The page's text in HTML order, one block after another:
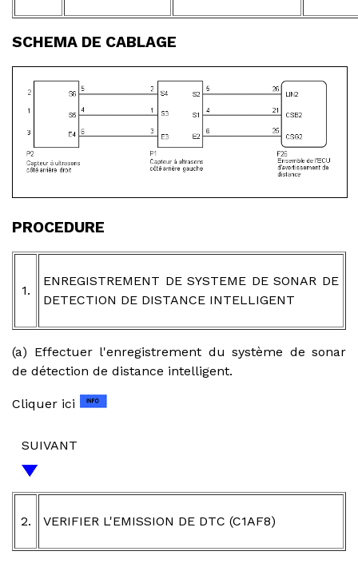
SCHEMA DE CABLAGE
PROCEDURE
1.
ENREGISTREMENT DE SYSTEME DE SONAR DE
DETECTION DE DISTANCE INTELLIGENT
(a) Effectuer l'enregistrement du système de sonar
de détection de distance intelligent.
Cliquer ici
SUIVANT
2. VERIFIER L'EMISSION DE DTC (C1AF8)